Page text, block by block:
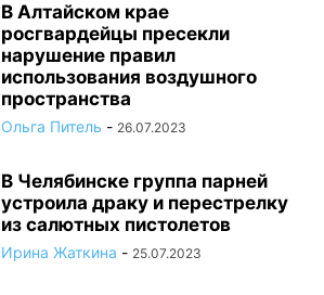
В Алтайском крае
росгвардейцы пресекли
нарушение правил
использования воздушного
пространства
Ольга Питель - 26.07.2023
В Челябинске группа парней
устроила драку и перестрелку
из салютных пистолетов
Ирина Жаткина - 25.07.2023